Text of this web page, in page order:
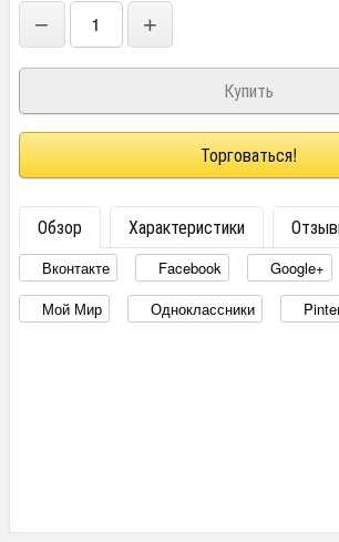
− +
Торговаться!
Обзор Характеристики
Вконтакте Facebook Google+
Мой Мир
Одноклассники